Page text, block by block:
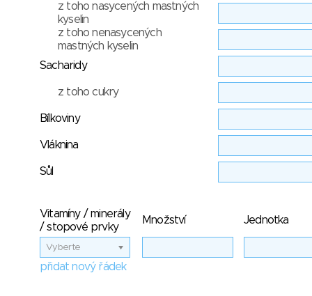
z toho nasycených mastných
kyselin
z toho nenasycených
mastných kyselin
Sacharidy
z toho cukry
Bílkoviny
Vláknina
Sůl
Vitamíny / minerály
/ stopové prvky
Množství Jednotka
Vyberte
přidat nový řádek